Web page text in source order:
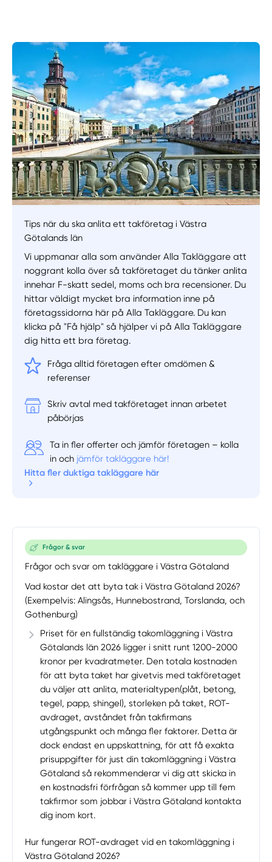
Välj tillvägagångssätt
Tips när du ska anlita ett takföretag i Västra
Götalands län
Vi uppmanar alla som använder Alla Takläggare att
noggrant kolla över så takföretaget du tänker anlita
innehar F-skatt sedel, moms och bra recensioner. Du
hittar väldigt mycket bra information inne på
företagssidorna här på Alla Takläggare. Du kan
klicka på "Få hjälp" så hjälper vi på Alla Takläggare
dig hitta ett bra företag.
Fråga alltid företagen efter omdömen &
referenser
Skriv avtal med takföretaget innan arbetet
påbörjas
Ta in fler offerter och jämför företagen – kolla
in och jämför takläggare här!
Hitta fler duktiga takläggare här
Frågor & svar
Frågor och svar om takläggare i Västra Götaland
Vad kostar det att byta tak i Västra Götaland 2026?
(Exempelvis: Alingsås, Hunnebostrand, Torslanda, och
Gothenburg)
Priset för en fullständig takomläggning i Västra
Götalands län 2026 ligger i snitt runt 1200-2000
kronor per kvadratmeter. Den totala kostnaden
för att byta taket har givetvis med takföretaget
du väljer att anlita, materialtypen(plåt, betong,
tegel, papp, shingel), storleken på taket, ROT-
avdraget, avståndet från takfirmans
utgångspunkt och många fler faktorer. Detta är
dock endast en uppskattning, för att få exakta
prisuppgifter för just din takomläggning i Västra
Götaland så rekommenderar vi dig att skicka in
en kostnadsfri förfrågan så kommer upp till fem
takfirmor som jobbar i Västra Götaland kontakta
dig inom kort.
Hur fungerar ROT-avdraget vid en takomläggning i
Västra Götaland 2026?